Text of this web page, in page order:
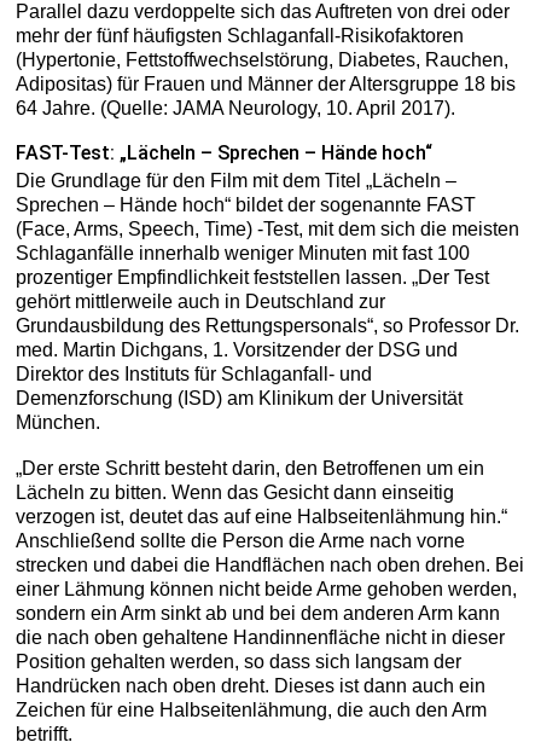
Parallel dazu verdoppelte sich das Auftreten von drei oder
mehr der fünf häufigsten Schlaganfall-Risikofaktoren
(Hypertonie, Fettstoffwechselstörung, Diabetes, Rauchen,
Adipositas) für Frauen und Männer der Altersgruppe 18 bis
64 Jahre. (Quelle: JAMA Neurology, 10. April 2017).
FAST-Test: „Lächeln – Sprechen – Hände hoch“
Die Grundlage für den Film mit dem Titel „Lächeln –
Sprechen – Hände hoch“ bildet der sogenannte FAST
(Face, Arms, Speech, Time) -Test, mit dem sich die meisten
Schlaganfälle innerhalb weniger Minuten mit fast 100
prozentiger Empfindlichkeit feststellen lassen. „Der Test
gehört mittlerweile auch in Deutschland zur
Grundausbildung des Rettungspersonals“, so Professor Dr.
med. Martin Dichgans, 1. Vorsitzender der DSG und
Direktor des Instituts für Schlaganfall- und
Demenzforschung (ISD) am Klinikum der Universität
München.
„Der erste Schritt besteht darin, den Betroffenen um ein
Lächeln zu bitten. Wenn das Gesicht dann einseitig
verzogen ist, deutet das auf eine Halbseitenlähmung hin.“
Anschließend sollte die Person die Arme nach vorne
strecken und dabei die Handflächen nach oben drehen. Bei
einer Lähmung können nicht beide Arme gehoben werden,
sondern ein Arm sinkt ab und bei dem anderen Arm kann
die nach oben gehaltene Handinnenfläche nicht in dieser
Position gehalten werden, so dass sich langsam der
Handrücken nach oben dreht. Dieses ist dann auch ein
Zeichen für eine Halbseitenlähmung, die auch den Arm
betrifft.